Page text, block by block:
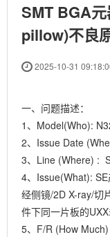
SMT BGA
pillow)不良
2025-10-31
一、问题描述：
1、Model(Who):
2、Issue Date
3、Line (Where) :
4、Issue(What):
经侧镜/2D X-ray/切
件下同一片板的
5、F/R (How